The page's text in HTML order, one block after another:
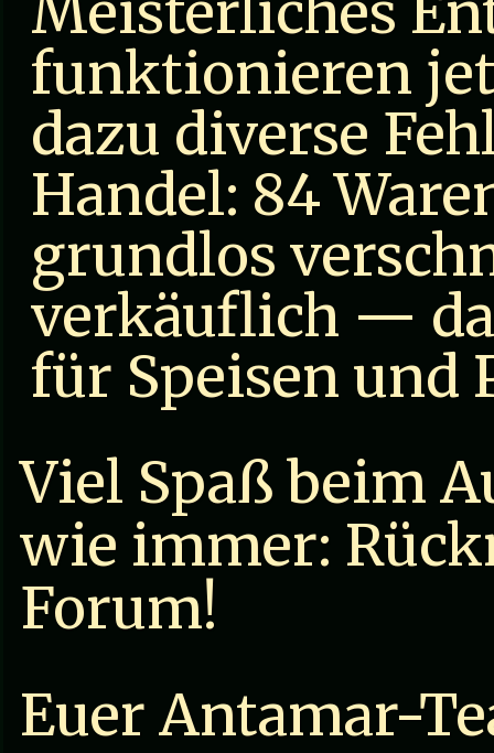
funktionieren
dazu diverse
Handel: 84
grundlos
verkäuflich —
für Speisen und
Viel Spaß beim
wie immer:
Forum!
Euer Antamar-